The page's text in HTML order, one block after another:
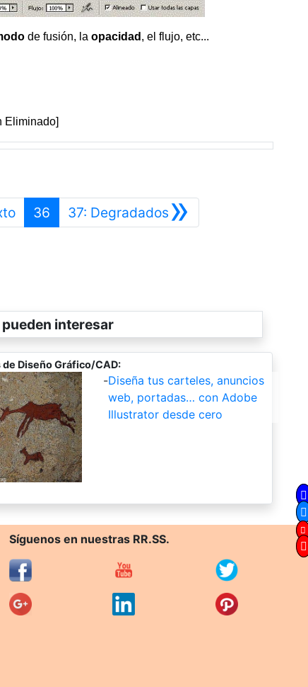
de fusión, la opacidad , el flujo, etc...
Eliminado]
Anterior
36 »
37: DegradadosSiguiente
interesar
Diseño Gráfico/CAD:
-Diseña tus carteles, anuncios
web, portadas… con Adobe
Illustrator desde cero
Síguenos en nuestras RR.SS.